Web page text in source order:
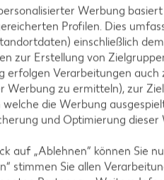
am besten über Nacht –
servieren.
Werbung
Profilen. Dies
einschließlich
zur Erstellung von
erfolgen Verarbeitungen
Werbung zu ermitteln), zur
die Werbung
und Optimierung dieser
auf „Ablehnen“ können Sie
stimmen Sie allen